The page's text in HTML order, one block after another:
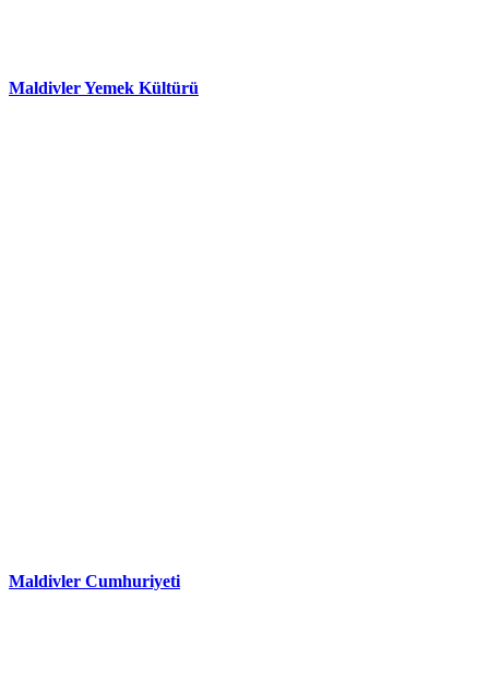
Maldivler Yemek Kültürü
Maldivler Cumhuriyeti